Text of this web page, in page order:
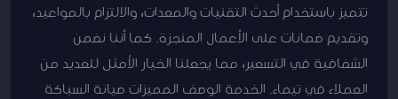
تتميز باستخدام أحدث التقنيات والمعدات، والالتزام بالمواعيد،
وتقديم ضمانات على الأعمال المنجزة. كما أننا نضمن
الشفافية في التسعير، مما يجعلنا الخيار الأمثل للعديد من
العملاء في تيماء. الخدمة الوصف المميزات صيانة السباكة